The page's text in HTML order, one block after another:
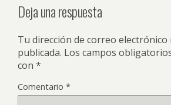
Deja una respuesta
Tu dirección de correo electrónico
publicada. Los campos
con *
Comentario *